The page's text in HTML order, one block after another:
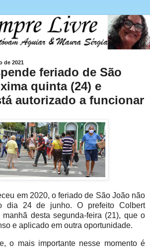
de 2021
feriado de São
quinta (24) e
autorizado a funcionar
em 2020, o feriado de São João não
dia 24 de junho. O prefeito Colbert
manhã desta segunda-feira (21), que o
e aplicado em outra oportunidade.
o mais importante nesse momento é